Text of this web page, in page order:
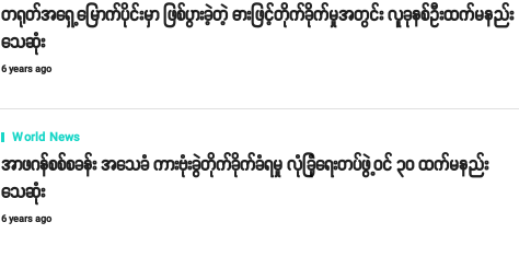
တရုတ်အရှေ့မြောက်ပိုင်းမှာ ဖြစ်ပွားခဲ့တဲ့ ဓားဖြင့်တိုက်ခိုက်မှုအတွင်း လူခုနစ်ဦးထက်မနည်း
သေဆုံး
6 years ago
World News
အာဖဂန်စစ်စခန်း အသေခံ ကားဗုံးခွဲတိုက်ခိုက်ခံရမှု လုံခြုံရေးတပ်ဖွဲ့ဝင် ၃၀ ထက်မနည်း
သေဆုံး
6 years ago